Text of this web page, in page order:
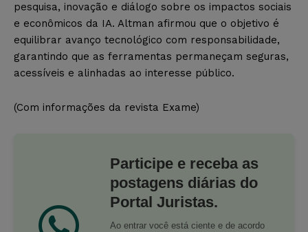
pesquisa, inovação e diálogo sobre os impactos sociais
e econômicos da IA. Altman afirmou que o objetivo é
equilibrar avanço tecnológico com responsabilidade,
garantindo que as ferramentas permaneçam seguras,
acessíveis e alinhadas ao interesse público.
(Com informações da revista Exame)
Participe e receba as
postagens diárias do
Portal Juristas.
Ao entrar você está ciente e de acordo